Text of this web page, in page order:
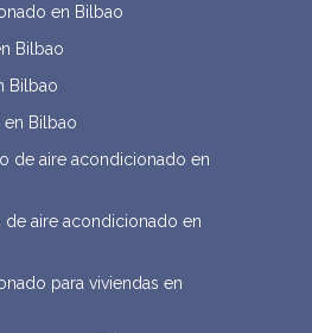
en Bilbao
Bilbao
Bilbao
en Bilbao
de aire acondicionado en
de aire acondicionado en
para viviendas en